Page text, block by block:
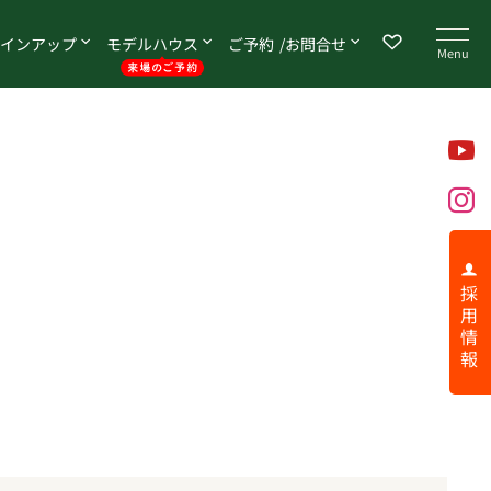
ンアップ モデルハウス ご予約 お問合せ
採 用 情 報